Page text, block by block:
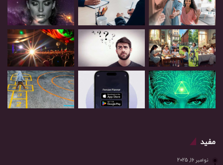
مفید
نوامبر 16, 2025